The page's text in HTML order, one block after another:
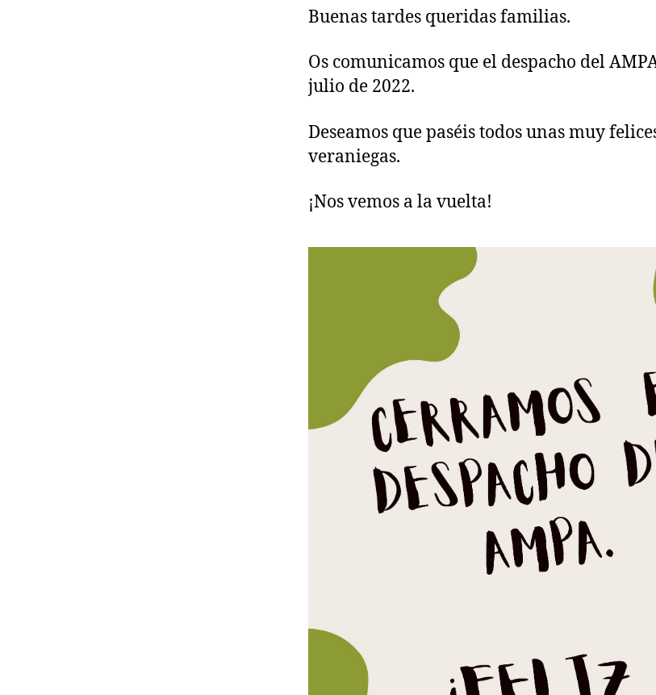
Buenas tardes queridas familias.
Os comunicamos que el despacho del
julio de 2022.
Deseamos que paséis todos unas muy
veraniegas.
¡Nos vemos a la vuelta!